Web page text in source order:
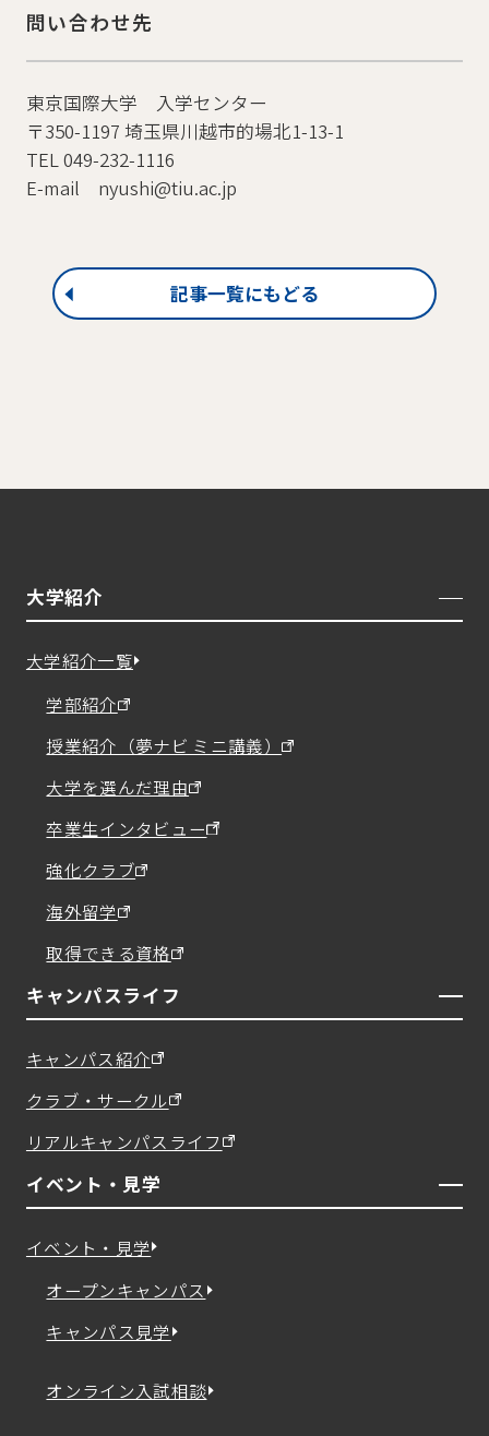
問い合わせ先
東京国際大学 入学センター
〒350-1197 埼玉県川越市的場北1-13-1
TEL 049-232-1116
E-mail nyushi@tiu.ac.jp
記事一覧にもどる
大学紹介
大学紹介一覧
学部紹介
授業紹介（夢ナビ ミニ講義）
大学を選んだ理由
卒業生インタビュー
強化クラブ
海外留学
取得できる資格
キャンパスライフ
キャンパス紹介
クラブ・サークル
リアルキャンパスライフ
イベント・見学
イベント・見学
オープンキャンパス
キャンパス見学
オンライン入試相談